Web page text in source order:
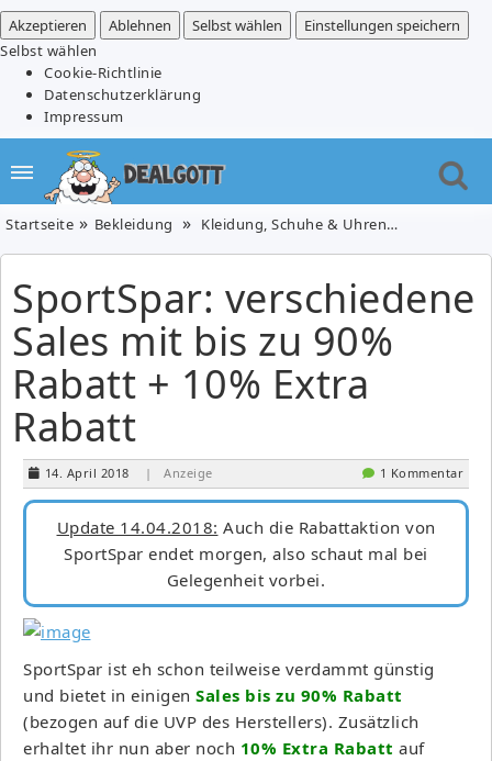
Akzeptieren
Ablehnen Selbst wählen
Einstellungen speichern
Selbst wählen
Cookie-Richtlinie
Datenschutzerklärung
Impressum
Startseite Bekleidung Kleidung, Schuhe & Uhren
SportSpar: verschiedene
Sales mit bis zu 90%
Rabatt + 10% Extra
Rabatt
14. April 2018 | Anzeige 1 Kommentar
Update 14.04.2018: Auch die Rabattaktion von
SportSpar endet morgen, also schaut mal bei
Gelegenheit vorbei.
SportSpar ist eh schon teilweise verdammt günstig
und bietet in einigen Sales bis zu 90% Rabatt
(bezogen auf die UVP des Herstellers). Zusätzlich
erhaltet ihr nun aber noch 10% Extra Rabatt auf